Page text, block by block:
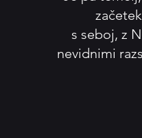
s seboj, z
nevidnimi